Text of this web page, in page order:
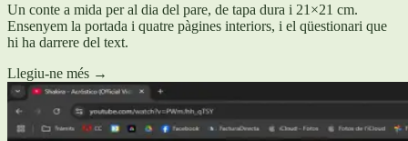
Un conte a mida per al dia del pare, de tapa dura i 21×21 cm.
Ensenyem la portada i quatre pàgines interiors, i el qüestionari que
hi ha darrere del text.
Llegiu-ne més →